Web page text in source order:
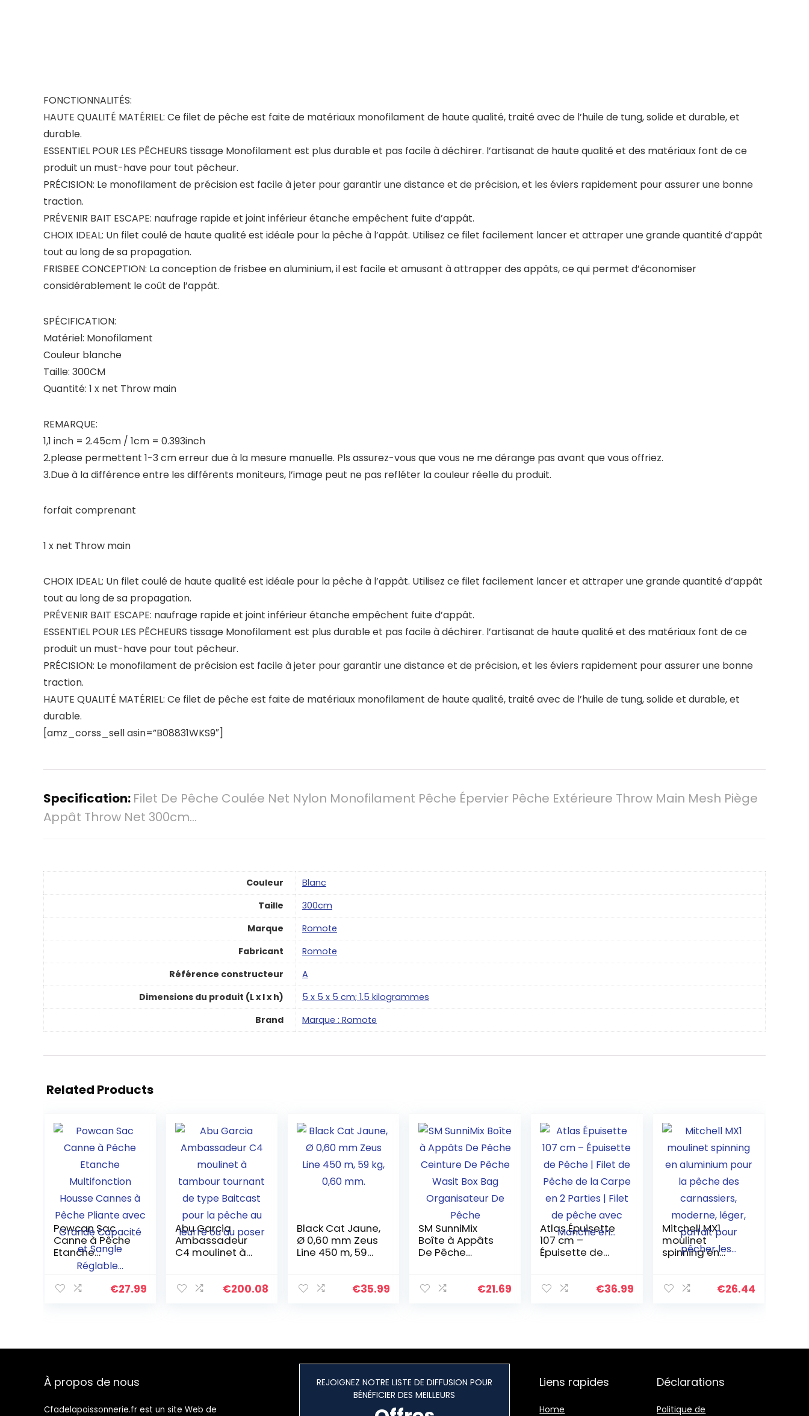
FONCTIONNALITÉS:
HAUTE QUALITÉ MATÉRIEL: Ce filet de pêche est faite de matériaux monofilament de haute qualité, traité avec de l’huile de tung, solide et durable, et
durable.
ESSENTIEL POUR LES PÊCHEURS tissage Monofilament est plus durable et pas facile à déchirer. l’artisanat de haute qualité et des matériaux font de ce
produit un must-have pour tout pêcheur.
PRÉCISION: Le monofilament de précision est facile à jeter pour garantir une distance et de précision, et les éviers rapidement pour assurer une bonne
traction.
PRÉVENIR BAIT ESCAPE: naufrage rapide et joint inférieur étanche empêchent fuite d’appât.
CHOIX IDEAL: Un filet coulé de haute qualité est idéale pour la pêche à l’appât. Utilisez ce filet facilement lancer et attraper une grande quantité d’appât
tout au long de sa propagation.
FRISBEE CONCEPTION: La conception de frisbee en aluminium, il est facile et amusant à attrapper des appâts, ce qui permet d’économiser
considérablement le coût de l’appât.
SPÉCIFICATION:
Matériel: Monofilament
Couleur blanche
Taille: 300CM
Quantité: 1 x net Throw main
REMARQUE:
1,1 inch = 2.45cm / 1cm = 0.393inch
2.please permettent 1-3 cm erreur due à la mesure manuelle. Pls assurez-vous que vous ne me dérange pas avant que vous offriez.
3.Due à la différence entre les différents moniteurs, l’image peut ne pas refléter la couleur réelle du produit.
forfait comprenant
1 x net Throw main
CHOIX IDEAL: Un filet coulé de haute qualité est idéale pour la pêche à l’appât. Utilisez ce filet facilement lancer et attraper une grande quantité d’appât
tout au long de sa propagation.
PRÉVENIR BAIT ESCAPE: naufrage rapide et joint inférieur étanche empêchent fuite d’appât.
ESSENTIEL POUR LES PÊCHEURS tissage Monofilament est plus durable et pas facile à déchirer. l’artisanat de haute qualité et des matériaux font de ce
produit un must-have pour tout pêcheur.
PRÉCISION: Le monofilament de précision est facile à jeter pour garantir une distance et de précision, et les éviers rapidement pour assurer une bonne
traction.
HAUTE QUALITÉ MATÉRIEL: Ce filet de pêche est faite de matériaux monofilament de haute qualité, traité avec de l’huile de tung, solide et durable, et
durable.
[amz_corss_sell asin=”B08831WKS9″]
Specification: Filet De Pêche Coulée Net Nylon Monofilament Pêche Épervier Pêche Extérieure Throw Main Mesh Piège
Appât Throw Net 300cm…
Couleur
‎Blanc
Taille
‎300cm
Marque
‎Romote
Fabricant
‎Romote
Référence constructeur
‎A
Dimensions du produit (L x l x h)
‎5 x 5 x 5 cm; 1.5 kilogrammes
Brand
Marque : Romote
Related Products
Powcan Sac
Canne à Pêche
Etanche
Multifonction
Housse Cannes
à Pêche Pliante
€27.99
Abu Garcia
Ambassadeur
C4 moulinet à
type Baitcast
€200.08
Black Cat Jaune,
Ø 0,60 mm Zeus
Line 450 m, 59
€35.99
SM SunniMix
Boîte à Appâts
De Pêche
Bag
€21.69
Atlas Épuisette
107 cm –
Épuisette de
Carpe en 2 €36.99
Mitchell MX1
moulinet
spinning en
carnassiers,
€26.44
À propos de nous
Cfadelapoissonnerie.fr est un site Web de
REJOIGNEZ NOTRE LISTE DE DIFFUSION POUR
BÉNÉFICIER DES MEILLEURS
Liens rapides
Home
Déclarations
Politique de